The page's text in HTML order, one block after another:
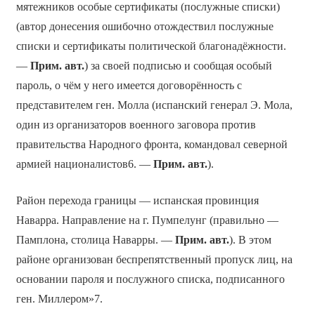
мятежников особые сертификаты (послужные списки)
(автор донесения ошибочно отождествил послужные
списки и сертификаты политической благонадёжности.
— Прим. авт.) за своей подписью и сообщая особый
пароль, о чём у него имеется договорённость с
представителем ген. Молла (испанский генерал Э. Мола,
один из организаторов военного заговора против
правительства Народного фронта, командовал северной
армией националистов6. — Прим. авт.).
Район перехода границы — испанская провинция
Наварра. Направление на г. Пумпелунг (правильно —
Памплона, столица Наварры. — Прим. авт.). В этом
районе организован беспрепятственный пропуск лиц, на
основании пароля и послужного списка, подписанного
ген. Миллером»7.